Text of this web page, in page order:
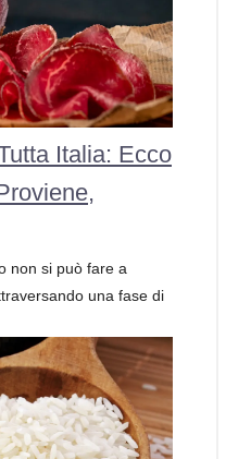
Italia: Ecco
non si può fare a
una fase di